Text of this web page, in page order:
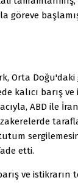
göreve
Orta Doğu'daki
kalıcı barış ve
ABD ile
etti.
ve istikrarın